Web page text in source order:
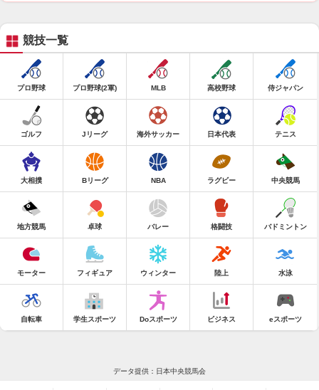
競技一覧
プロ野球 プロ野球(2軍) MLB 高校野球 侍ジャパン
ゴルフ Jリーグ 海外サッカー 日本代表 テニス
大相撲 Bリーグ NBA ラグビー 中央競馬
地方競馬 卓球 バレー 格闘技 バドミントン
モーター フィギュア ウィンター 陸上 水泳
自転車 学生スポーツ Doスポーツ ビジネス eスポーツ
データ提供：日本中央競馬会